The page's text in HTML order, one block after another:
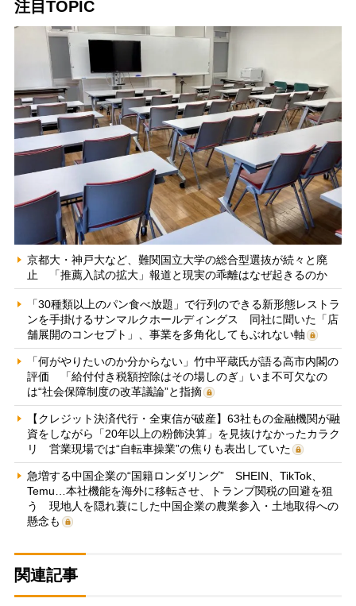
注目TOPIC
京都大・神戸大など、難関国立大学の総合型選抜が続々と廃
止 「推薦入試の拡大」報道と現実の乖離はなぜ起きるのか
「30種類以上のパン食べ放題」で行列のできる新形態レストラ
ンを手掛けるサンマルクホールディングス 同社に聞いた「店
舗展開のコンセプト」、事業を多角化してもぶれない軸
「何がやりたいのか分からない」竹中平蔵氏が語る高市内閣の
評価 「給付付き税額控除はその場しのぎ」いま不可欠なの
は“社会保障制度の改革議論”と指摘
【クレジット決済代行・全東信が破産】63社もの金融機関が融
資をしながら「20年以上の粉飾決算」を見抜けなかったカラク
リ 営業現場では“自転車操業”の焦りも表出していた
急増する中国企業の“国籍ロンダリング” SHEIN、TikTok、
Temu…本社機能を海外に移転させ、トランプ関税の回避を狙
う 現地人を隠れ蓑にした中国企業の農業参入・土地取得への
懸念も
関連記事